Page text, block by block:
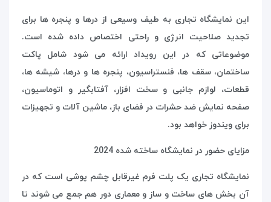
این نمایشگاه تجاری به طیف وسیعی از درها و پنجره ها برای
تجدید صلاحیت انرژی و راحتی اختصاص داده شده است.
موضوعاتی که در این رویداد ارائه می شود شامل پاکت
ساختمان، سقف ها، فنستراسیون، پنجره ها و درها، شیشه ها،
قطعات، لوازم جانبی و سخت افزار، آفتابگیر و اتوماسیون،
صفحه نمایش ضد حشرات در فضای باز، ماشین آلات و تجهیزات
برای ویندوز خواهد بود.
مزایای حضور در نمایشگاه ساخته شده 2024
نمایشگاه تجاری یک پلت فرم غیرقابل چشم پوشی است که در
آن بخش های ساخت و ساز و معماری دور هم جمع می شوند تا